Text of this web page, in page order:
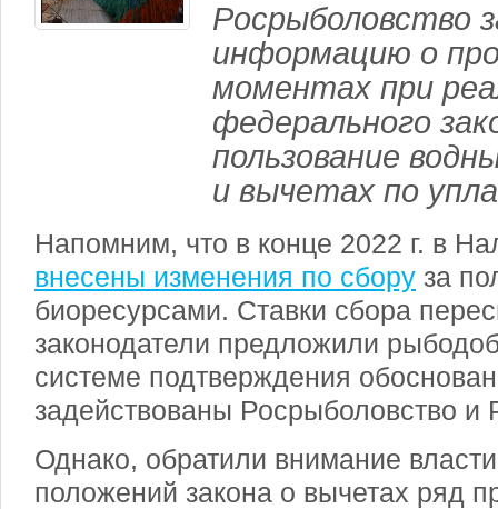
Росрыболовство
информацию о
моментах при
федерального
пользование
и вычетах по
Напомним, что в конце 2022 г. в
внесены изменения по сбору за
биоресурсами. Ставки сбора
законодатели предложили
системе подтверждения
задействованы Росрыболовство и
Однако, обратили внимание
положений закона о вычетах ряд